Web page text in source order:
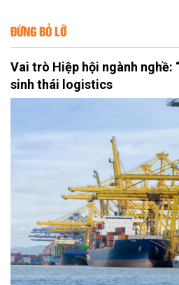
ĐỪNG BỎ LỠ
Vai trò Hiệp hội ngành nghề:
sinh thái logistics